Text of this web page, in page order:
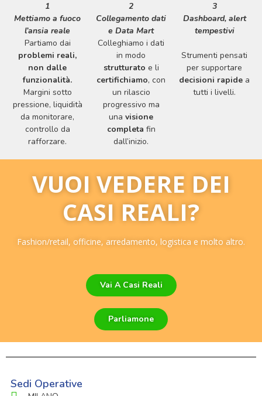
1
Mettiamo a fuoco
l’ansia reale
Partiamo dai
problemi reali,
non dalle
funzionalità.
Margini sotto
pressione, liquidità
da monitorare,
controllo da
rafforzare.
2
Collegamento dati
e Data Mart
Colleghiamo i dati
in modo
strutturato e li
certifichiamo, con
un rilascio
progressivo ma
una visione
completa fin
dall’inizio.
3
Dashboard, alert
tempestivi
Strumenti pensati
per supportare
decisioni rapide a
tutti i livelli.
VUOI VEDERE DEI
CASI REALI?
Fashion/retail, officine, arredamento, logistica e molto altro.
Vai A Casi Reali
Parliamone
Sedi Operative